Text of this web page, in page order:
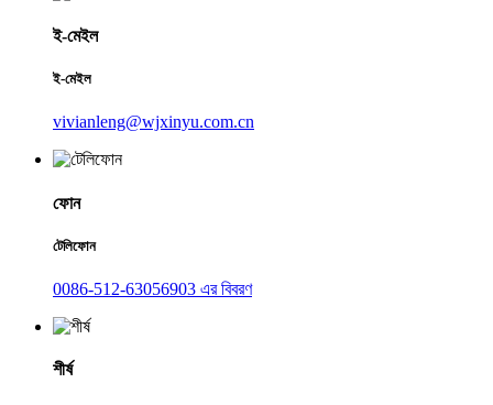
ই-মেইল
ই-মেইল
vivianleng@wjxinyu.com.cn
ফোন
টেলিফোন
0086-512-63056903 এর বিবরণ
শীর্ষ